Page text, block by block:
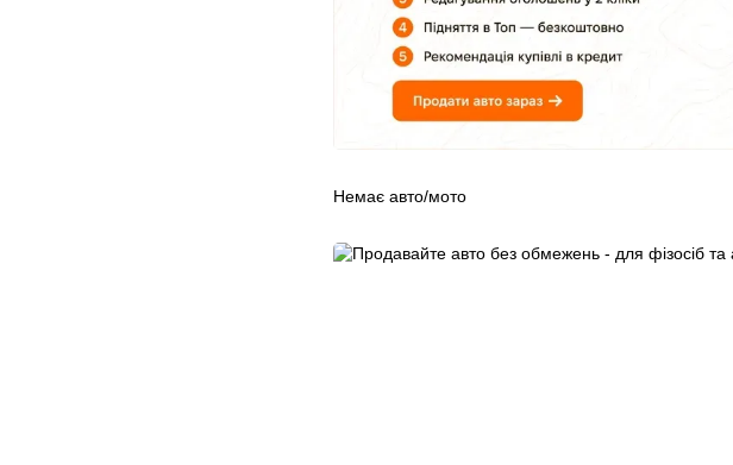
Немає авто/мото